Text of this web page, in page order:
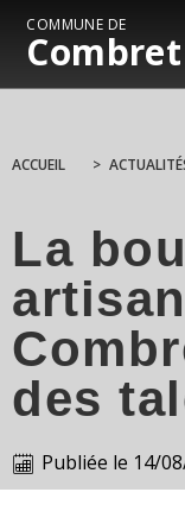
COMMUNE DE
Combret
ACCUEIL >
La
des
Publiée le 14/